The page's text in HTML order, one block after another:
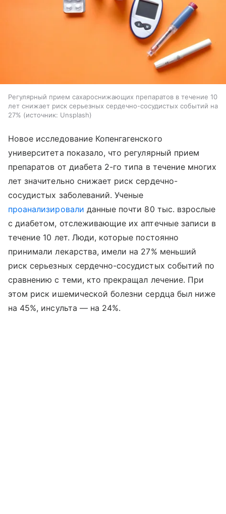
Регулярный прием сахароснижающих препаратов в течение 10
лет снижает риск серьезных сердечно-сосудистых событий на
27%
источник: Unsplash
Новое исследование Копенгагенского
университета показало, что регулярный прием
препаратов от диабета 2-го типа в течение многих
лет значительно снижает риск сердечно-
сосудистых заболеваний. Ученые
проанализировали данные почти 80 тыс. взрослые
с диабетом, отслеживающие их аптечные записи в
течение 10 лет. Люди, которые постоянно
принимали лекарства, имели на 27% меньший
риск серьезных сердечно-сосудистых событий по
сравнению с теми, кто прекращал лечение. При
этом риск ишемической болезни сердца был ниже
на 45%, инсульта — на 24%.